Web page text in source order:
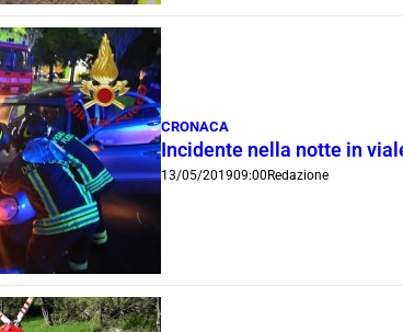
CRONACA
Incidente nella notte in
13/05/201909:00Redazione